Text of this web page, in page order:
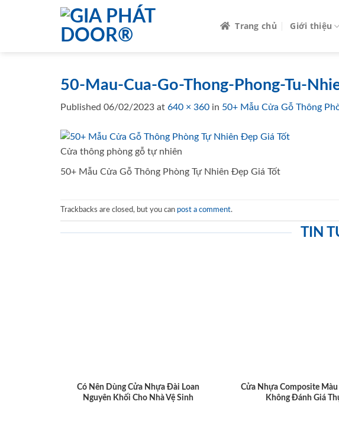
Trang chủ Giới thiệu
50-Mau-Cua-Go-Thong-Phong-Tu-
Published 06/02/2023 at 640 × 360 in 50+ Mẫu Cửa Gỗ Thông
Cửa thông phòng gỗ tự nhiên
50+ Mẫu Cửa Gỗ Thông Phòng Tự Nhiên Đẹp Giá Tốt
Trackbacks are closed, but you can post a comment.
TIN
Có Nên Dùng Cửa Nhựa Đài Loan
Nguyên Khối Cho Nhà Vệ Sinh
Cửa Nhựa Composite
Không Đánh Giá